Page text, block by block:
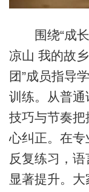
围绕“成长
凉山 我的故
团”成员指导
训练。从普
技巧与节奏
心纠正。在专
反复练习，
显著提升。大